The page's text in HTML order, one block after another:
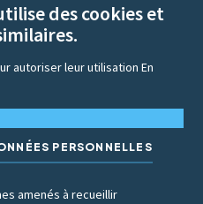
des cookies et
autoriser leur utilisationEn
PERSONNELLES
amenés à recueillir